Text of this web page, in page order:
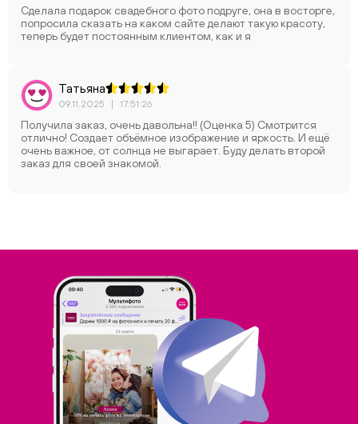
Сделала подарок свадебного фото подруге, она в восторге,
попросила сказать на каком сайте делают такую красоту,
теперь будет постоянным клиентом, как и я
Татьяна
09.11.2025 | 17:51:26
Получила заказ, очень давольна!! (Оценка 5) Смотрится
отлично! Создает объёмное изображение и яркость. И ещё
очень важное, от солнца не выгарает. Буду делать второй
заказ для своей знакомой.